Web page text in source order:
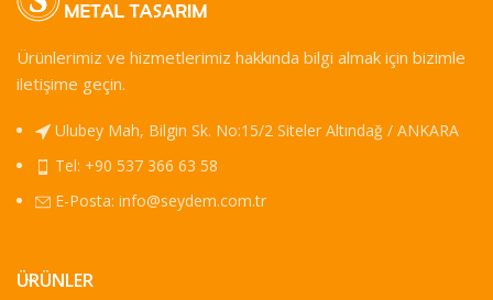
Ürünlerimiz ve hizmetlerimiz hakkında bilgi almak için bizimle
iletişime geçin.
Ulubey Mah, Bilgin Sk. No:15/2 Siteler Altındağ / ANKARA
Tel: +90 537 366 63 58
E-Posta: info@seydem.com.tr
ÜRÜNLER